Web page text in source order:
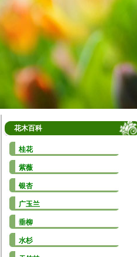
花木百科
桂花
紫薇
银杏
广玉兰
垂柳
水杉